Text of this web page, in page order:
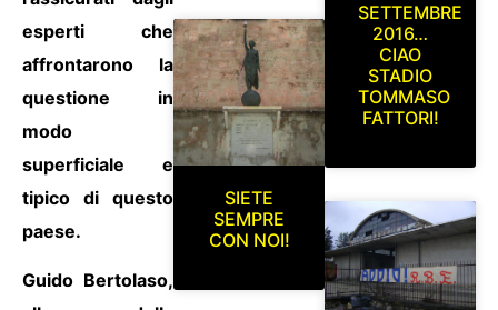
esperti che
affrontarono la
questione in
modo
superficiale e
tipico di questo
paese.
Guido Bertolaso,
SIETE
SEMPRE
CON NOI!
SETTEMBRE
2016…
CIAO
STADIO
TOMMASO
FATTORI!